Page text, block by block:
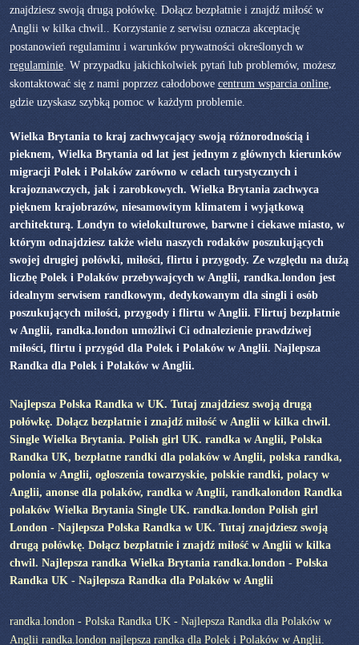
znajdziesz swoją drugą połówkę. Dołącz bezpłatnie i znajdź miłość w
Anglii w kilka chwil.. Korzystanie z serwisu oznacza akceptację
postanowień regulaminu i warunków prywatności określonych w
regulaminie. W przypadku jakichkolwiek pytań lub problemów, możesz
skontaktować się z nami poprzez całodobowe centrum wsparcia online,
gdzie uzyskasz szybką pomoc w każdym problemie.
Wielka Brytania to kraj zachwycający swoją różnorodnością i
pieknem, Wielka Brytania od lat jest jednym z głównych kierunków
migracji Polek i Polaków zarówno w celach turystycznych i
krajoznawczych, jak i zarobkowych. Wielka Brytania zachwyca
pięknem krajobrazów, niesamowitym klimatem i wyjątkową
architekturą. Londyn to wielokulturowe, barwne i ciekawe miasto, w
którym odnajdziesz także wielu naszych rodaków poszukujących
swojej drugiej połówki, miłości, flirtu i przygody. Ze względu na dużą
liczbę Polek i Polaków przebywajcych w Anglii, randka.london jest
idealnym serwisem randkowym, dedykowanym dla singli i osób
poszukujących miłości, przygody i flirtu w Anglii. Flirtuj bezpłatnie
w Anglii, randka.london umożliwi Ci odnalezienie prawdziwej
miłości, flirtu i przygód dla Polek i Polaków w Anglii. Najlepsza
Randka dla Polek i Polaków w Anglii.
Najlepsza Polska Randka w UK. Tutaj znajdziesz swoją drugą
połówkę. Dołącz bezpłatnie i znajdź miłość w Anglii w kilka chwil.
Single Wielka Brytania. Polish girl UK. randka w Anglii, Polska
Randka UK, bezpłatne randki dla polaków w Anglii, polska randka,
polonia w Anglii, ogłoszenia towarzyskie, polskie randki, polacy w
Anglii, anonse dla polaków, randka w Anglii, randkalondon Randka
polaków Wielka Brytania Single UK. randka.london Polish girl
London - Najlepsza Polska Randka w UK. Tutaj znajdziesz swoją
drugą połówkę. Dołącz bezpłatnie i znajdź miłość w Anglii w kilka
chwil. Najlepsza randka Wielka Brytania randka.london - Polska
Randka UK - Najlepsza Randka dla Polaków w Anglii
randka.london - Polska Randka UK - Najlepsza Randka dla Polaków w
Anglii randka.london najlepsza randka dla Polek i Polaków w Anglii.